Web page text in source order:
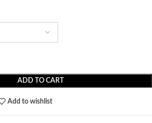
ADD TO CART
Add to wishlist